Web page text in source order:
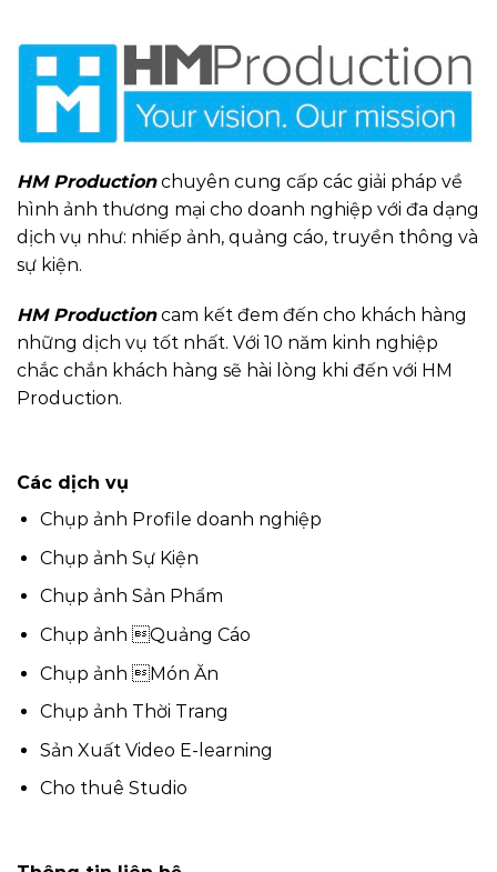
HM Productionchuyên cung cấp các giải pháp về
hình ảnh thương mại cho doanh nghiệp với đa dạng
dịch vụ như: nhiếp ảnh, quảng cáo, truyền thông và
sự kiện.
HM Productioncam kết đem đến cho khách hàng
những dịch vụ tốt nhất. Với 10 năm kinh nghiệp
chắc chắn khách hàng sẽ hài lòng khi đến với HM
Production.
Các dịch vụ
Chụp ảnh Profile doanh nghiệp
Chụp ảnh Sự Kiện
Chụp ảnh Sản Phẩm
Chụp ảnh Quảng Cáo
Chụp ảnh Món Ăn
Chụp ảnh Thời Trang
Sản Xuất Video E-learning
Cho thuê Studio